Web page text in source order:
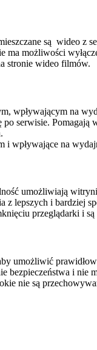
są wideo z
możliwości
stronie wideo filmów.
wpływającym na
serwisie.
i wpływające na
umożliwiają
z lepszych i bardziej
przeglądarki i
umożliwić
bezpieczeństwa i nie
nie są